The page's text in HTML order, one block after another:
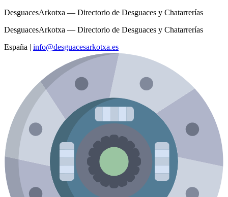
DesguacesArkotxa — Directorio de Desguaces y Chatarrerías
DesguacesArkotxa — Directorio de Desguaces y Chatarrerías
España | info@desguacesarkotxa.es